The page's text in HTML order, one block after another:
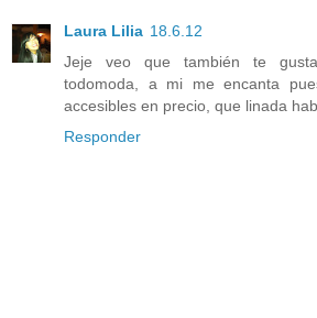
Laura Lilia 18.6.12
Jeje veo que también te
todomoda, a mi me encanta
accesibles en precio, que linada
Responder